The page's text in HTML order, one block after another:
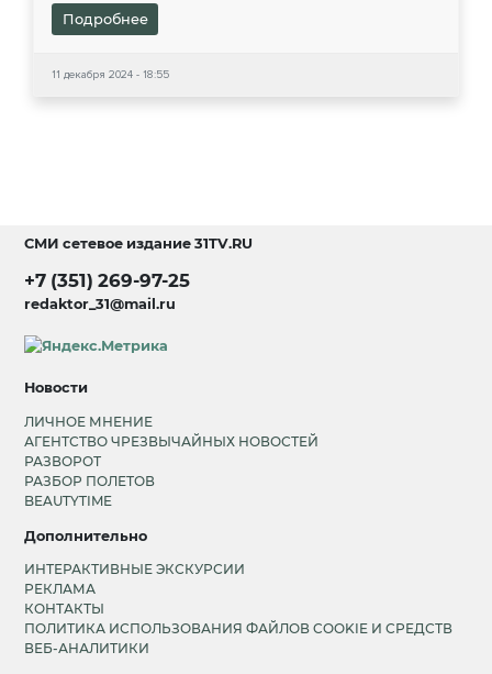
Подробнее
11 декабря 2024 - 18:55
СМИ сетевое издание31TV.RU
+7 (351) 269-97-25
redaktor_31@mail.ru
Новости
ЛИЧНОЕ МНЕНИЕ
АГЕНТСТВО ЧРЕЗВЫЧАЙНЫХ НОВОСТЕЙ
РАЗВОРОТ
РАЗБОР ПОЛЕТОВ
BEAUTYTIME
Дополнительно
ИНТЕРАКТИВНЫЕ ЭКСКУРСИИ
РЕКЛАМА
КОНТАКТЫ
ПОЛИТИКА ИСПОЛЬЗОВАНИЯ ФАЙЛОВ COOKIE И СРЕДСТВ
ВЕБ-АНАЛИТИКИ